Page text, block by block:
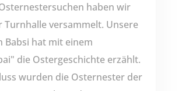
haben wir
Turnhalle versammelt. Unsere
Babsi hat mit einem
die Ostergeschichte erzählt.
wurden die Osternester der